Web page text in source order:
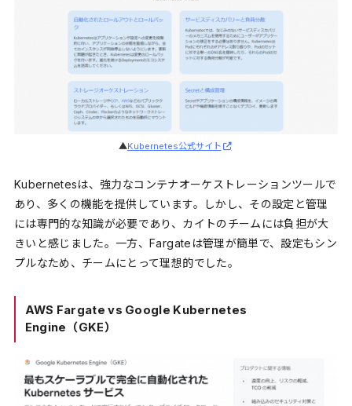
▲Kubernetes公式サイト
Kubernetesは、強力なコンテナオーケストレーションツールで
あり、多くの機能を提供しています。しかし、その設定と管理
には専門的な知識が必要であり、カイトのチームには負担が大
きいと感じました。一方、Fargateは管理が簡単で、設定もシン
プルなため、チームにとって理想的でした。
AWS Fargate vs Google Kubernetes
Engine（GKE）